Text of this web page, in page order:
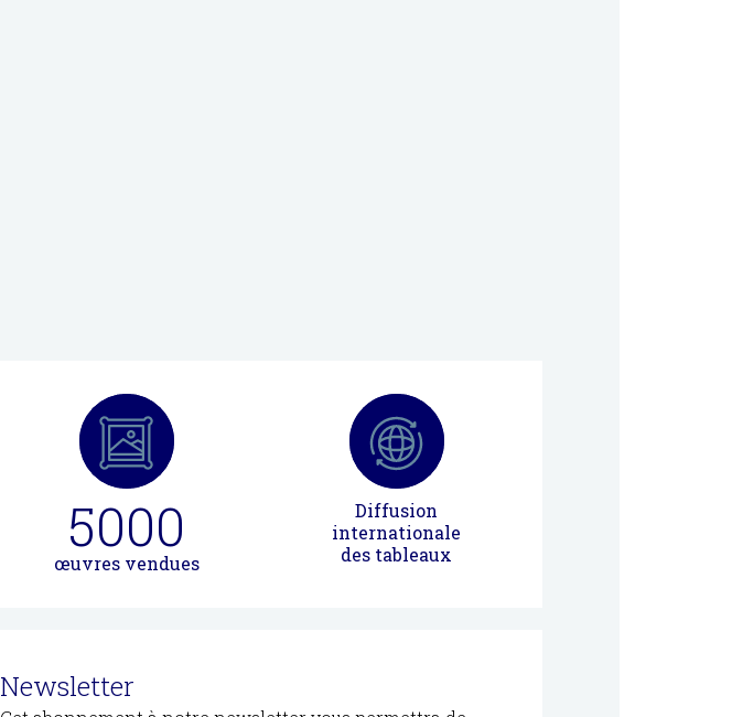
5000
œuvres vendues
Diffusion
internationale
des tableaux
Newsletter